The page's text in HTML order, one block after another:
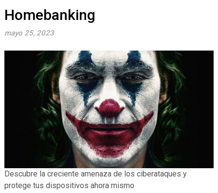
Homebanking
mayo 25, 2023
Descubre la creciente amenaza de los ciberataques y
protege tus dispositivos ahora mismo